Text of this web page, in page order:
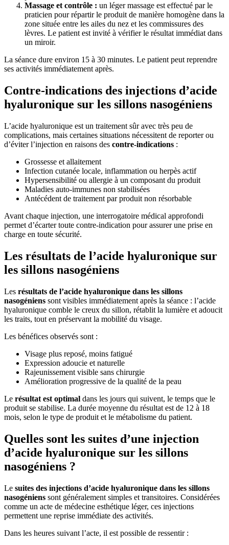
Massage et contrôle : un léger massage est effectué par le
praticien pour répartir le produit de manière homogène dans la
zone située entre les ailes du nez et les commissures des
lèvres. Le patient est invité à vérifier le résultat immédiat dans
un miroir.
La séance dure environ 15 à 30 minutes. Le patient peut reprendre
ses activités immédiatement après.
Contre-indications des injections d’acide
hyaluronique sur les sillons nasogéniens
L’acide hyaluronique est un traitement sûr avec très peu de
complications, mais certaines situations nécessitent de reporter ou
d’éviter l’injection en raisons des contre-indications :
Grossesse et allaitement
Infection cutanée locale, inflammation ou herpès actif
Hypersensibilité ou allergie à un composant du produit
Maladies auto-immunes non stabilisées
Antécédent de traitement par produit non résorbable
Avant chaque injection, une interrogatoire médical approfondi
permet d’écarter toute contre-indication pour assurer une prise en
charge en toute sécurité.
Les résultats de l’acide hyaluronique sur
les sillons nasogéniens
Les résultats de l’acide hyaluronique dans les sillons
nasogéniens sont visibles immédiatement après la séance : l’acide
hyaluronique comble le creux du sillon, rétablit la lumière et adoucit
les traits, tout en préservant la mobilité du visage.
Les bénéfices observés sont :
Visage plus reposé, moins fatigué
Expression adoucie et naturelle
Rajeunissement visible sans chirurgie
Amélioration progressive de la qualité de la peau
Le résultat est optimal dans les jours qui suivent, le temps que le
produit se stabilise. La durée moyenne du résultat est de 12 à 18
mois, selon le type de produit et le métabolisme du patient.
Quelles sont les suites d’une injection
d’acide hyaluronique sur les sillons
nasogéniens ?
Le suites des injections d’acide hyaluronique dans les sillons
nasogéniens sont généralement simples et transitoires. Considérées
comme un acte de médecine esthétique léger, ces injections
permettent une reprise immédiate des activités.
Dans les heures suivant l’acte, il est possible de ressentir :